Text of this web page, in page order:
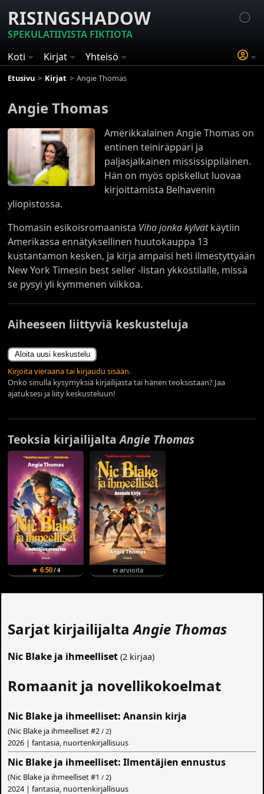
RISINGSHADOW
SPEKULATIIVISTA FIKTIOTA
Koti
Kirjat Yhteisö
Etusivu Kirjat Angie Thomas
Angie Thomas
Amerikkalainen Angie Thomas on
entinen teiniräppäri ja
paljasjalkainen mississippiläinen.
Hän on myös opiskellut luovaa
kirjoittamista Belhavenin
yliopistossa.
Thomasin esikoisromaanista Viha jonka kylvätkäytiin
Amerikassa ennätyksellinen huutokauppa 13
kustantamon kesken, ja kirja ampaisi heti ilmestyttyään
New York Timesin best seller -listan ykköstilalle, missä
se pysyi yli kymmenen viikkoa.
Aiheeseen liittyviä keskusteluja
Aloita uusi keskustelu
Kirjoita vieraana tai kirjaudu sisään.
Onko sinulla kysymyksiä kirjailijasta tai hänen teoksistaan? Jaa
ajatuksesi ja liity keskusteluun!
Teoksia kirjailijaltaAngie Thomas
★ 6.50/ 4 ei arvioita
Sarjat kirjailijaltaAngie Thomas
Nic Blake ja ihmeelliset (2 kirjaa)
Romaanit ja novellikokoelmat
Nic Blake ja ihmeelliset: Anansin kirja
(Nic Blake ja ihmeelliset #2 / 2)
2026 | fantasia, nuortenkirjallisuus
Nic Blake ja ihmeelliset: Ilmentäjien ennustus
(Nic Blake ja ihmeelliset #1 / 2)
2024 | fantasia, nuortenkirjallisuus